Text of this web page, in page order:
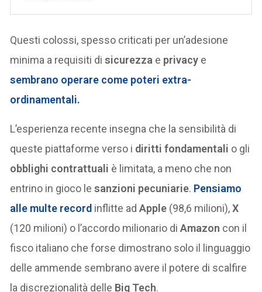
Questi colossi, spesso criticati per un’adesione
minima a requisiti disicurezza e privacy e
sembrano operare come poteri extra-
ordinamentali.
L’esperienza recente insegna che la sensibilità di
queste piattaforme verso i diritti fondamentali o gli
obblighi contrattuali è limitata, a meno che non
entrino in gioco lesanzioni pecuniarie. Pensiamo
alle multe record inflitte adApple (98,6 milioni),X
(120 milioni) o l’accordo milionario diAmazon con il
fisco italiano che forse dimostrano solo il linguaggio
delle ammende sembrano avere il potere di scalfire
la discrezionalità delle Big Tech.